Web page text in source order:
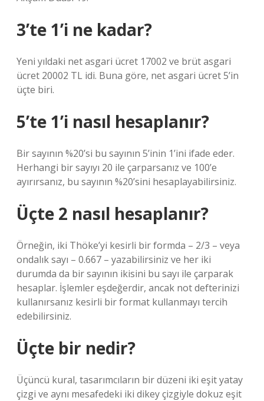
3’te 1’i ne kadar?
Yeni yıldaki net asgari ücret 17002 ve brüt asgari
ücret 20002 TL idi. Buna göre, net asgari ücret 5’in
üçte biri.
5’te 1’i nasıl hesaplanır?
Bir sayının %20’si bu sayının 5’inin 1’ini ifade eder.
Herhangi bir sayıyı 20 ile çarparsanız ve 100’e
ayırırsanız, bu sayının %20’sini hesaplayabilirsiniz.
Üçte 2 nasıl hesaplanır?
Örneğin, iki Thöke’yi kesirli bir formda – 2/3 – veya
ondalık sayı – 0.667 – yazabilirsiniz ve her iki
durumda da bir sayının ikisini bu sayı ile çarparak
hesaplar. İşlemler eşdeğerdir, ancak not defterinizi
kullanırsanız kesirli bir format kullanmayı tercih
edebilirsiniz.
Üçte bir nedir?
Üçüncü kural, tasarımcıların bir düzeni iki eşit yatay
çizgi ve aynı mesafedeki iki dikey çizgiyle dokuz eşit